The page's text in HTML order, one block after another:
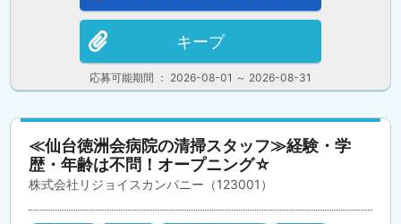
応募可能期間 ： 2026-08-01 ～ 2026-08-31
キープ
≪仙台徳洲会病院の清掃スタッフ≫経験・学
歴・年齢は不問！オープニング☆
株式会社リジョイスカンパニー（123001）